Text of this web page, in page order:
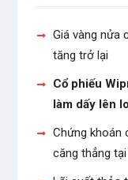
Giá vàng nửa
tăng trở lại
Cổ phiếu
làm dấy lên
Chứng khoán
căng thẳng